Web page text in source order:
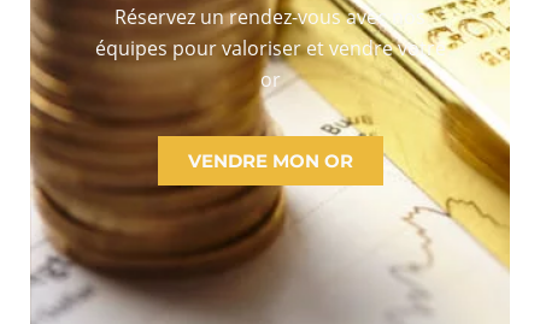
Réservez un rendez-vous avec nos
équipes pour valoriser et vendre votre
or
VENDRE MON OR